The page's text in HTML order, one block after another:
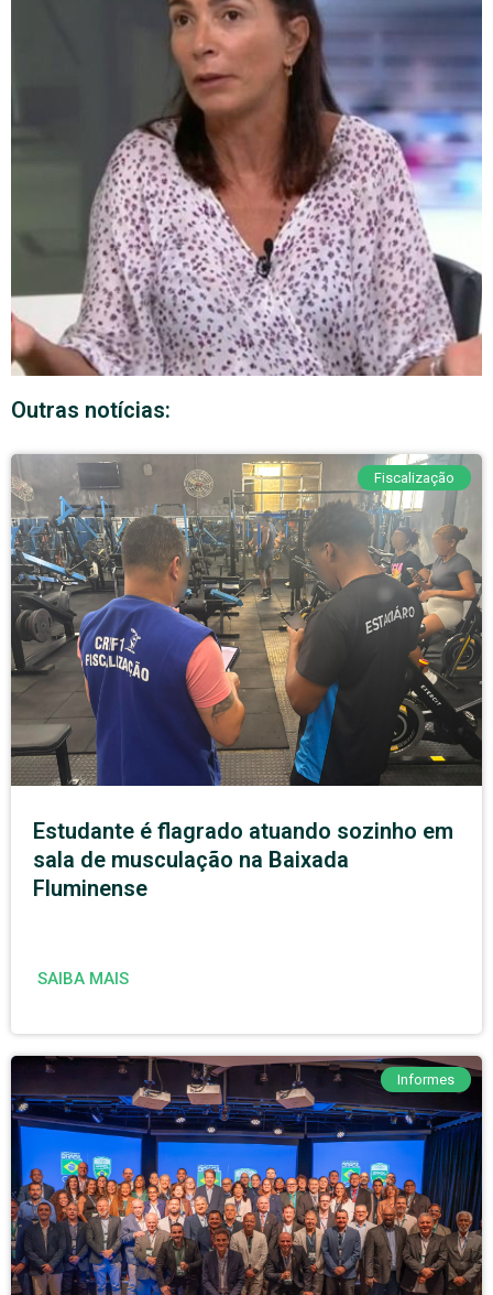
Outras notícias:
Fiscalização
Estudante é flagrado atuando sozinho em
sala de musculação na Baixada
Fluminense
SAIBA MAIS
Informes